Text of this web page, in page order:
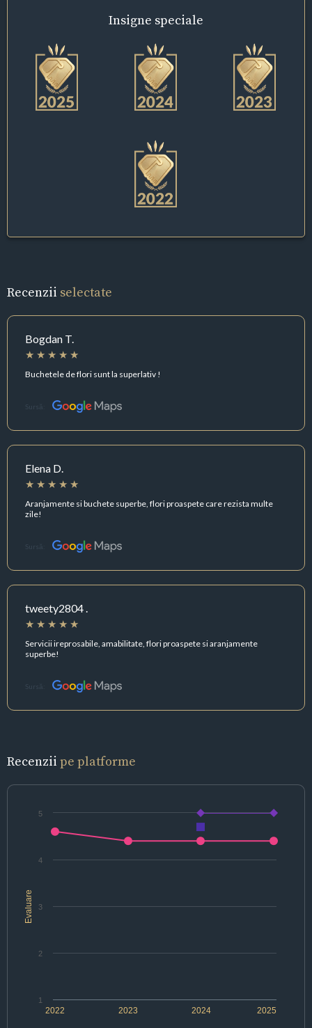
Insigne speciale
Recenzii selectate
Bogdan T.
Buchetele de flori sunt la superlativ !
Sursă:
Elena D.
Aranjamente si buchete superbe, flori proaspete care rezista multe
zile!
Sursă:
tweety2804 .
Servicii ireprosabile, amabilitate, flori proaspete si aranjamente
superbe!
Sursă:
Recenzii pe platforme
Evaluare
2022 2024
2023 2025
1
2
3
4
5